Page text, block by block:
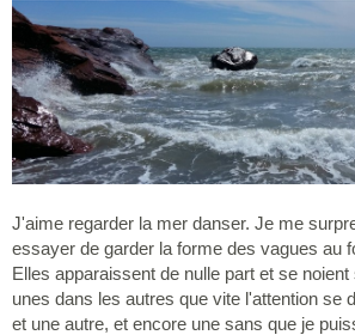
J'aime regarder la mer danser. Je me
essayer de garder la forme des vagues au
Elles apparaissent de nulle part et se
unes dans les autres que vite l'attention se
et une autre, et encore une sans que je